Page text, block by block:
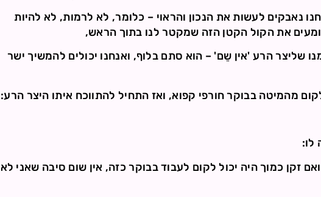
נאבקים לעשות את הנכון והראוי – כלומר, לא לרמות, לא להיות
את הקול הקטן הזה שמקטר לנו בתוך הראש,
שליצר הרע 'אין שֵם' – הוא סתם בלוף, ואנחנו יכולים להמשיך ישר
מהמיטה בבוקר חורפי קפוא, ואז התחיל להתווכח איתו היצר הרע:
לו:
זקן כמוך היה יכול לקום לעבוד בבוקר כזה, אין שום סיבה שאני לא